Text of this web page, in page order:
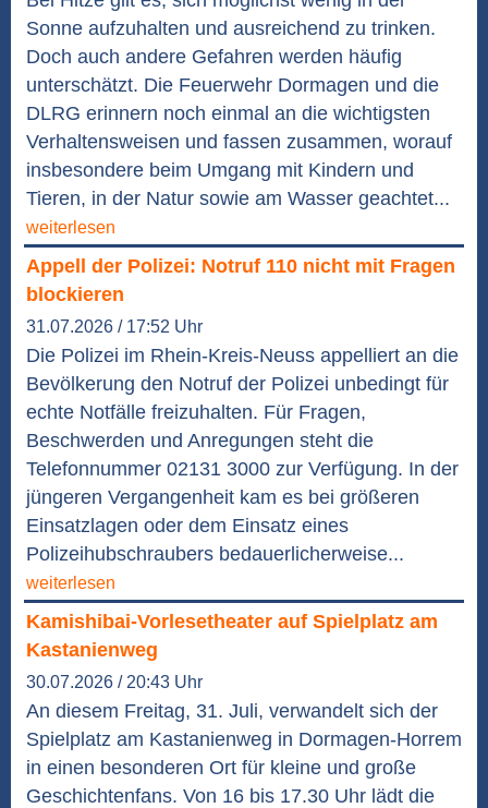
Sonne aufzuhalten und ausreichend zu trinken.
Doch auch andere Gefahren werden häufig
unterschätzt. Die Feuerwehr Dormagen und die
DLRG erinnern noch einmal an die wichtigsten
Verhaltensweisen und fassen zusammen, worauf
insbesondere beim Umgang mit Kindern und
Tieren, in der Natur sowie am Wasser geachtet...
weiterlesen
Appell der Polizei: Notruf 110 nicht mit Fragen
blockieren
31.07.2026 / 17:52 Uhr
Die Polizei im Rhein-Kreis-Neuss appelliert an die
Bevölkerung den Notruf der Polizei unbedingt für
echte Notfälle freizuhalten. Für Fragen,
Beschwerden und Anregungen steht die
Telefonnummer 02131 3000 zur Verfügung. In der
jüngeren Vergangenheit kam es bei größeren
Einsatzlagen oder dem Einsatz eines
Polizeihubschraubers bedauerlicherweise...
weiterlesen
Kamishibai-Vorlesetheater auf Spielplatz am
Kastanienweg
30.07.2026 / 20:43 Uhr
An diesem Freitag, 31. Juli, verwandelt sich der
Spielplatz am Kastanienweg in Dormagen-Horrem
in einen besonderen Ort für kleine und große
Geschichtenfans. Von 16 bis 17.30 Uhr lädt die